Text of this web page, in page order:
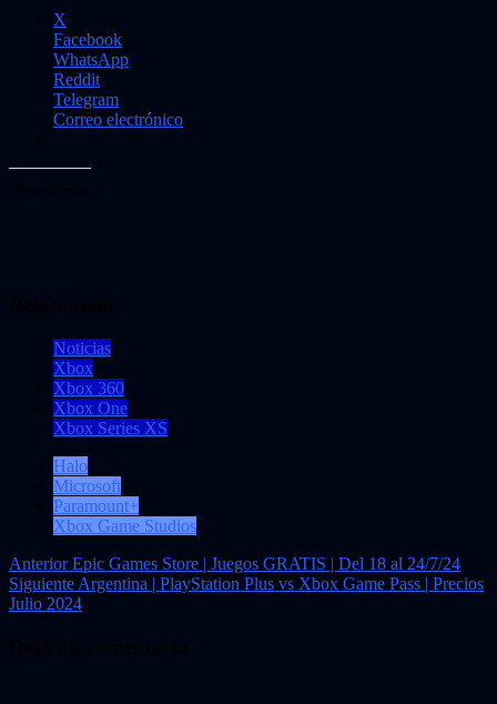
X
Facebook
WhatsApp
Reddit
Telegram
Correo electrónico
Noticias
Xbox
Xbox 360
Xbox One
Xbox Series XS
Halo
Microsoft
Paramount+
Xbox Game Studios
Navegación
de
AnteriorEpic Games Store | Juegos GRATIS | Del 18 al 24/7/24
Siguiente Argentina | PlayStation Plus vs Xbox Game Pass | Precios
Julio 2024